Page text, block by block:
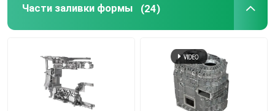
Части заливки формы (24)